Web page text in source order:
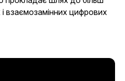
взаємозамінних цифрових